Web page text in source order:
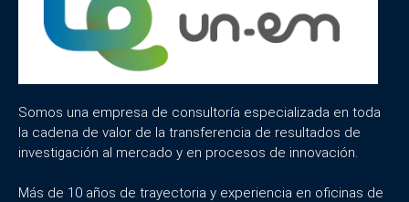
Somos una empresa de consultoría especializada en toda
la cadena de valor de la transferencia de resultados de
investigación al mercado y en procesos de innovación.
Más de 10 años de trayectoria y experiencia en oficinas de